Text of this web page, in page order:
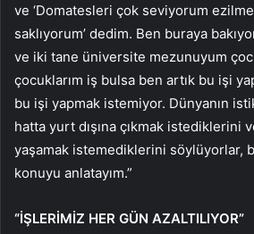
ve ‘Domatesleri çok seviyorum
saklıyorum’ dedim. Ben buraya
ve iki tane üniversite mezunuyum
çocuklarım iş bulsa ben artık bu işi
bu işi yapmak istemiyor. Dünyanın
hatta yurt dışına çıkmak istediklerini
yaşamak istemediklerini söylüyorlar,
konuyu anlatayım.”
“İŞLERİMİZ HER GÜN AZALTILIYOR”